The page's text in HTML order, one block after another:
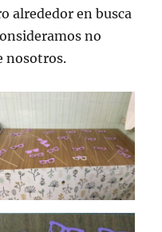
alrededor en busca
no
nosotros.